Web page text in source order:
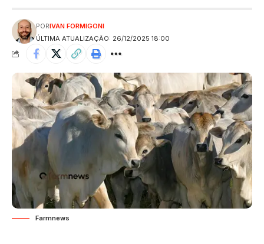
ÚLTIMA ATUALIZAÇÃO: 26/12/2025 18:00
PORIVAN FORMIGONI
Farmnews